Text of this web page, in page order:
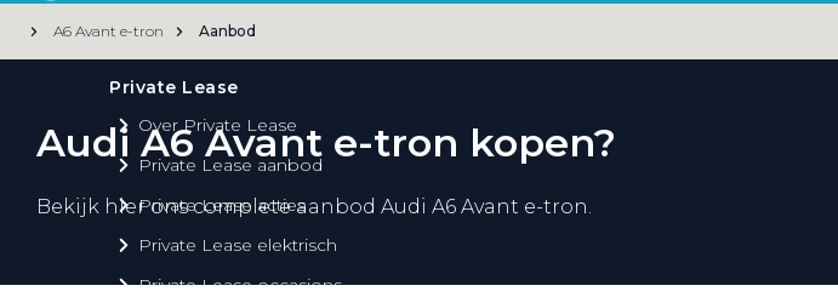
Private Lease
Over Private Lease
Private Lease aanbod
Private Lease acties
Private Lease elektrisch
Private Lease occasions
A6 Avant e-tron Aanbod
Audi A6 Avant e-tron kopen?
Bekijk hier ons complete aanbod Audi A6 Avant e-tron.